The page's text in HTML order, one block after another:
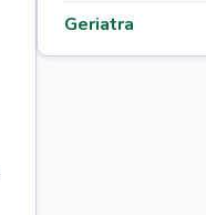
Geriatra